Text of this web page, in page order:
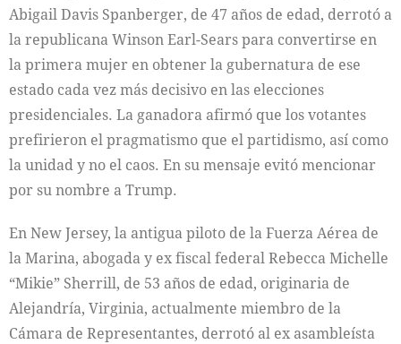
Abigail Davis Spanberger, de 47 años de edad, derrotó a
la republicana Winson Earl-Sears para convertirse en
la primera mujer en obtener la gubernatura de ese
estado cada vez más decisivo en las elecciones
presidenciales. La ganadora afirmó que los votantes
prefirieron el pragmatismo que el partidismo, así como
la unidad y no el caos. En su mensaje evitó mencionar
por su nombre a Trump.
En New Jersey, la antigua piloto de la Fuerza Aérea de
la Marina, abogada y ex fiscal federal Rebecca Michelle
“Mikie” Sherrill, de 53 años de edad, originaria de
Alejandría, Virginia, actualmente miembro de la
Cámara de Representantes, derrotó al ex asambleísta